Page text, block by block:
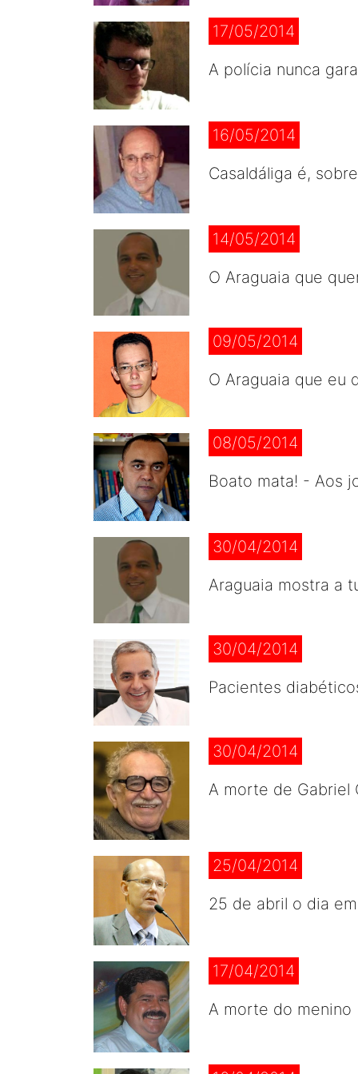
17/05/2014
A polícia nunca
16/05/2014
Casaldáliga é,
14/05/2014
O Araguaia que
09/05/2014
O Araguaia que eu
08/05/2014
Boato mata! - Aos
30/04/2014
Araguaia mostra a
30/04/2014
Pacientes
30/04/2014
A morte de Gabriel
25/04/2014
25 de abril o dia
17/04/2014
A morte do menino